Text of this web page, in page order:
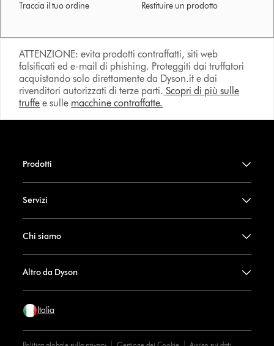
Traccia il tuo ordine Restituire un prodotto
ATTENZIONE: evita prodotti contraffatti, siti web
falsificati ed e-mail di phishing. Proteggiti dai truffatori
acquistando solo direttamente da Dyson.it e dai
rivenditori autorizzati di terze parti. Scopri di più sulle
truffe e sulle macchine contraffatte.
Prodotti
Servizi
Chi siamo
Altro da Dyson
Italia